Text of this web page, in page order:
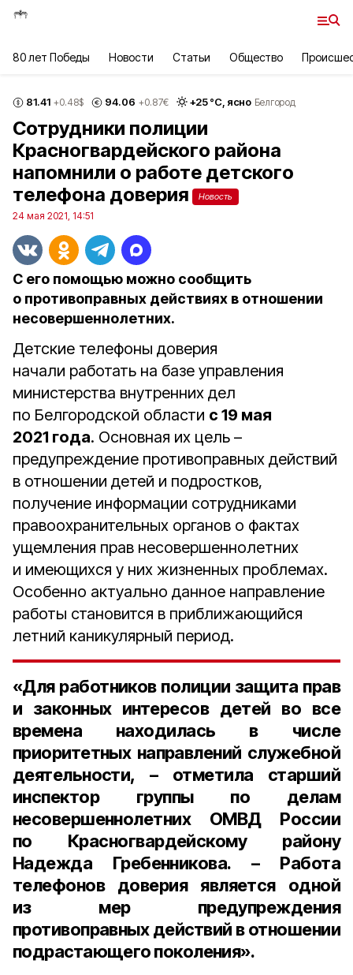
80 лет Победы Новости Статьи Общество
81.41 +0.48$ 94.06 +0.87€ +25°С, ясно Белгород
Сотрудники полиции
Красногвардейского района
напомнили о работе детского
телефона доверия
Новость
24 мая 2021, 14:51
С его помощью можно сообщить
о противоправных действиях в отношении
несовершеннолетних.
Детские телефоны доверия
начали работать на базе управления
министерства внутренних дел
по Белгородской области с 19 мая
2021 года. Основная их цель –
предупреждение противоправных действий
в отношении детей и подростков,
получение информации сотрудниками
правоохранительных органов о фактах
ущемления прав несовершеннолетних
и имеющихся у них жизненных проблемах.
Особенно актуально данное направление
работы становится в приближающийся
летний каникулярный период.
«Для работников полиции защита прав
и законных интересов детей во все
времена находилась в числе
приоритетных направлений служебной
деятельности, – отметила старший
инспектор группы по делам
несовершеннолетних ОМВД России
по Красногвардейскому району
Надежда Гребенникова. – Работа
телефонов доверия является одной
из мер предупреждения
противоправных действий в отношении
подрастающего поколения».